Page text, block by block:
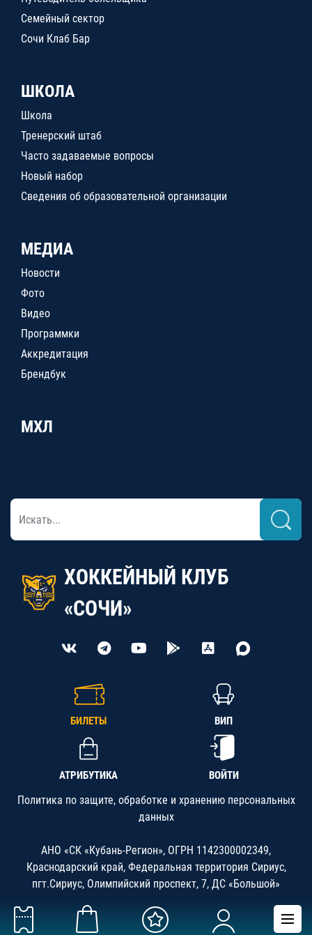
Семейный сектор
Сочи Клаб Бар
ШКОЛА
Школа
Тренерский штаб
Часто задаваемые вопросы
Новый набор
Сведения об образовательной организации
МЕДИА
Новости
Фото
Видео
Программки
Аккредитация
Брендбук
МХЛ
ХОККЕЙНЫЙ КЛУБ
«СОЧИ»
БИЛЕТЫ ВИП
АТРИБУТИКА ВОЙТИ
Политика по защите, обработке и хранению персональных
данных
АНО «СК «Кубань-Регион», ОГРН 1142300002349,
Краснодарский край, Федеральная территория Сириус,
пгт.Сириус, Олимпийский проспект, 7, ДС «Большой»